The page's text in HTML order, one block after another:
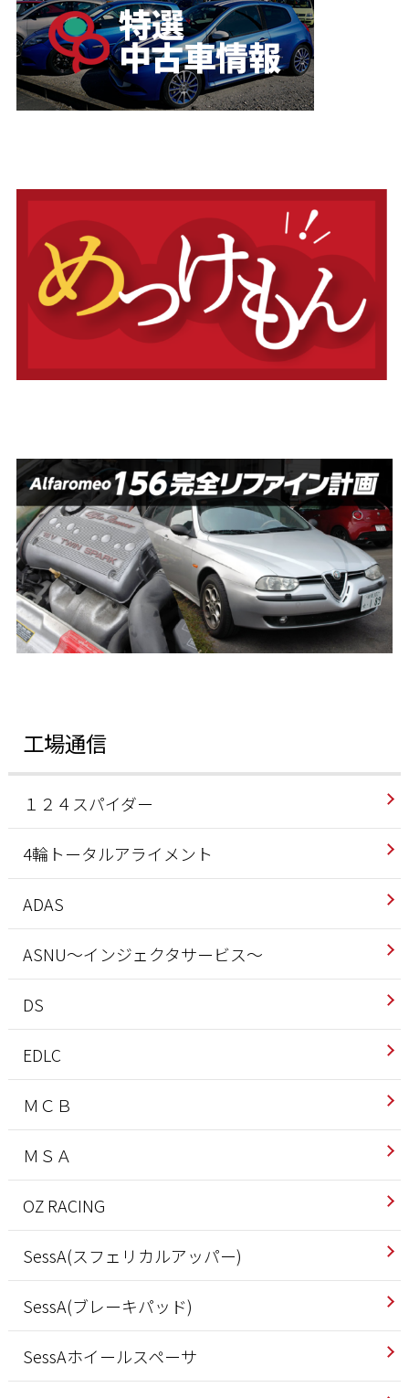
工場通信
１２４スパイダー
4輪トータルアライメント
ADAS
ASNU～インジェクタサービス～
DS
EDLC
ＭＣＢ
ＭＳＡ
OZ RACING
SessA(スフェリカルアッパー)
SessA(ブレーキパッド)
SessAホイールスペーサ